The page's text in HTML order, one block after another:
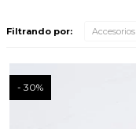
Filtrando por: Accesorios
30